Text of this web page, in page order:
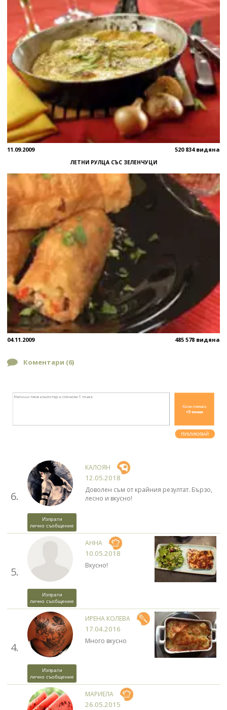
11.09.2009 520 834 видяна
ЛЕТНИ РУЛЦА СЪС ЗЕЛЕНЧУЦИ
04.11.2009 485 578 видяна
Коментари (6)
6.
Изпрати
лично съобщение
КАЛОЯН
12.05.2018
Доволен съм от крайния резултат. Бързо,
лесно и вкусно!
5.
Изпрати
лично съобщение
АННА
10.05.2018
Вкусно!
4.
Изпрати
лично съобщение
ИРЕНА КОЛЕВА
17.04.2016
Много вкусно
МАРИЕЛА
26.05.2015